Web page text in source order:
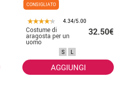
CONSIGLIATO
4.34/5.00
Costume di
aragosta per un
uomo
32.50€
S L
AGGIUNGI